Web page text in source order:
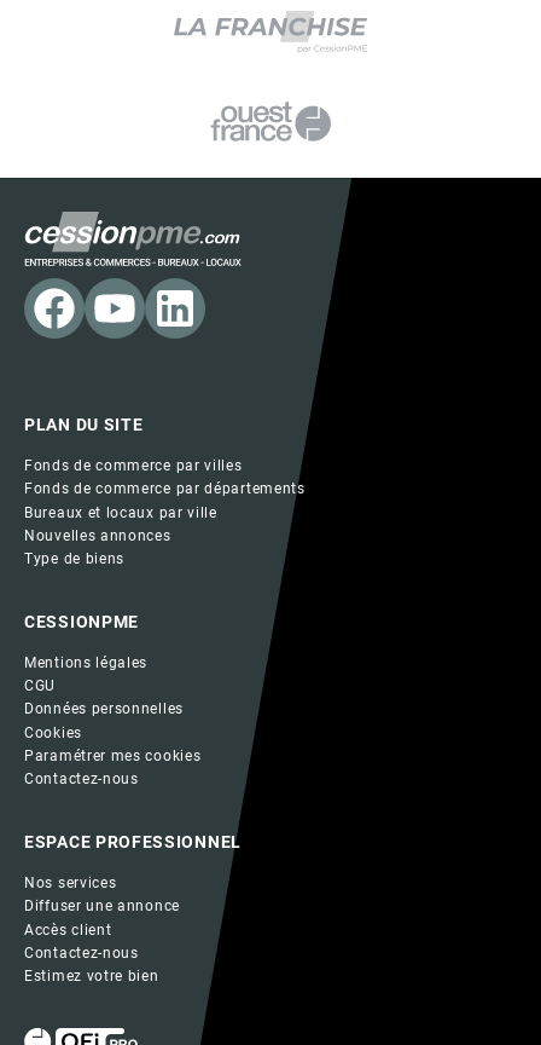
PLAN DU SITE
Fonds de commerce par villes
Fonds de commerce par départements
Bureaux et locaux par ville
Nouvelles annonces
Type de biens
CESSIONPME
Mentions légales
CGU
Données personnelles
Cookies
Paramétrer mes cookies
Contactez-nous
ESPACE PROFESSIONNEL
Nos services
Diffuser une annonce
Accès client
Contactez-nous
Estimez votre bien